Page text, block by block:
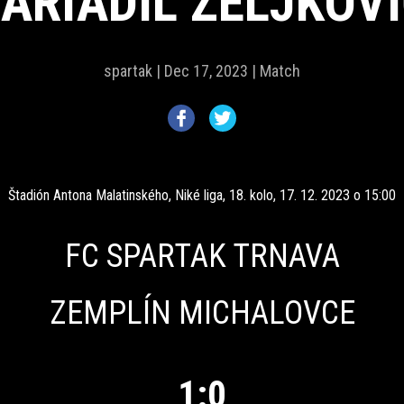
spartak | Dec 17, 2023 | Match
Štadión Antona Malatinského, Niké liga, 18. kolo, 17. 12. 2023 o 15:00
FC SPARTAK TRNAVA
ZEMPLÍN MICHALOVCE
1:0